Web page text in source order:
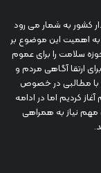
کشور به شمار می رود
اهمیت این موضوع بر
سلامت را برای عموم
ارتقا آگاهی مردم و
با مطالبی در خصوص
کردیم اما در ادامه
نیاز به همراهی